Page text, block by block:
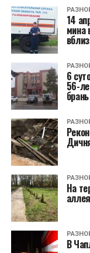
14
мина
6
56-
На
аллея
В